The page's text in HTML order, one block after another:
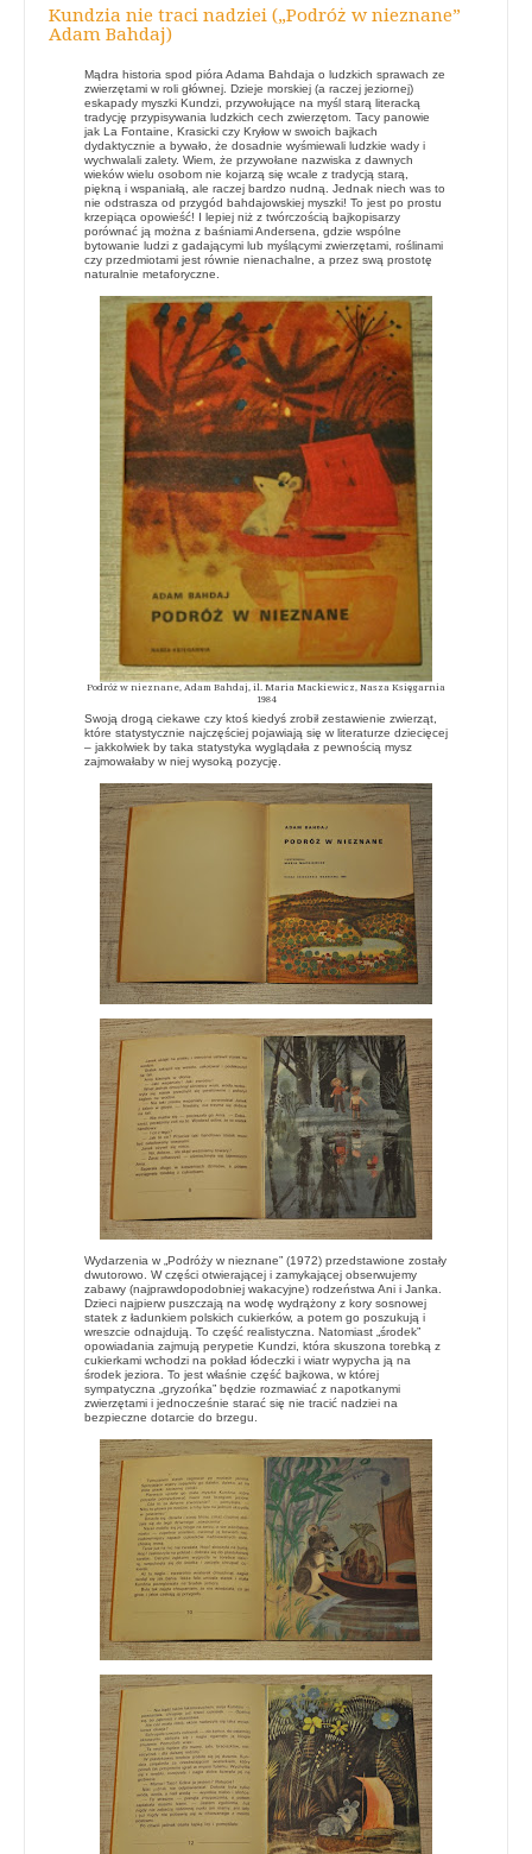
Kundzia nie traci nadziei („Podróż w nieznane”
Adam Bahdaj)
Mądra historia spod pióra Adama Bahdaja o ludzkich sprawach ze
zwierzętami w roli głównej. Dzieje morskiej (a raczej jeziornej)
eskapady myszki Kundzi, przywołujące na myśl starą literacką
tradycję przypisywania ludzkich cech zwierzętom. Tacy panowie
jak La Fontaine, Krasicki czy Kryłow w swoich bajkach
dydaktycznie a bywało, że dosadnie wyśmiewali ludzkie wady i
wychwalali zalety. Wiem, że przywołane nazwiska z dawnych
wieków wielu osobom nie kojarzą się wcale z tradycją starą,
piękną i wspaniałą, ale raczej bardzo nudną. Jednak niech was to
nie odstrasza od przygód bahdajowskiej myszki! To jest po prostu
krzepiąca opowieść! I lepiej niż z twórczością bajkopisarzy
porównać ją można z baśniami Andersena, gdzie wspólne
bytowanie ludzi z gadającymi lub myślącymi zwierzętami, roślinami
czy przedmiotami jest równie nienachalne, a przez swą prostotę
naturalnie metaforyczne.
Podróż w nieznane, Adam Bahdaj, il. Maria Mackiewicz, Nasza Księgarnia
1984
Swoją drogą ciekawe czy ktoś kiedyś zrobił zestawienie zwierząt,
które statystycznie najczęściej pojawiają się w literaturze dziecięcej
– jakkolwiek by taka statystyka wyglądała z pewnością mysz
zajmowałaby w niej wysoką pozycję.
Wydarzenia w „Podróży w nieznane” (1972) przedstawione zostały
dwutorowo. W części otwierającej i zamykającej obserwujemy
zabawy (najprawdopodobniej wakacyjne) rodzeństwa Ani i Janka.
Dzieci najpierw puszczają na wodę wydrążony z kory sosnowej
statek z ładunkiem polskich cukierków, a potem go poszukują i
wreszcie odnajdują. To część realistyczna. Natomiast „środek”
opowiadania zajmują perypetie Kundzi, która skuszona torebką z
cukierkami wchodzi na pokład łódeczki i wiatr wypycha ją na
środek jeziora. To jest właśnie część bajkowa, w której
sympatyczna „gryzońka” będzie rozmawiać z napotkanymi
zwierzętami i jednocześnie starać się nie tracić nadziei na
bezpieczne dotarcie do brzegu.